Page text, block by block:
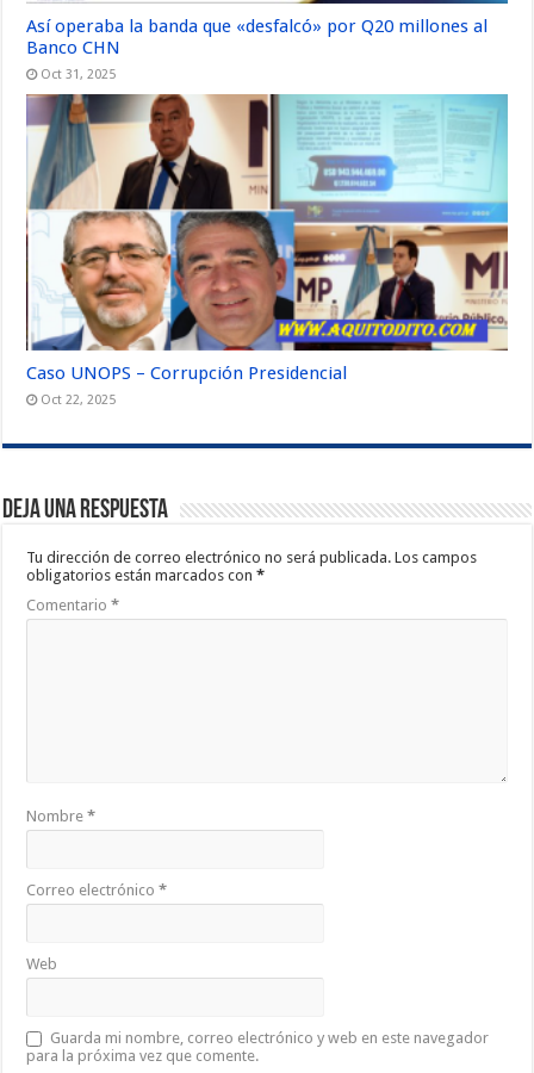
Así operaba la banda que «desfalcó» por Q20 millones al
Banco CHN
Oct 31, 2025
Caso UNOPS – Corrupción Presidencial
Oct 22, 2025
Deja una respuesta
Tu dirección de correo electrónico no será publicada. Los campos
obligatorios están marcados con*
Comentario*
Nombre*
Correo electrónico*
Web
Guarda mi nombre, correo electrónico y web en este navegador
para la próxima vez que comente.